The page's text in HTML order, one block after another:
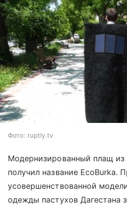
Фото: ruptly.tv
Модернизированный плащ из
получил название EcoBurka.
усовершенствованной
одежды пастухов Дагестана